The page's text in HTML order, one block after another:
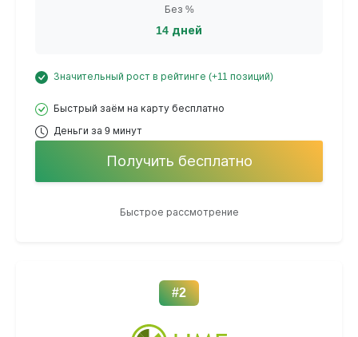
Без %
14 дней
Значительный рост в рейтинге (+11 позиций)
Быстрый заём на карту бесплатно
Деньги за 9 минут
Получить бесплатно
Быстрое рассмотрение
#2